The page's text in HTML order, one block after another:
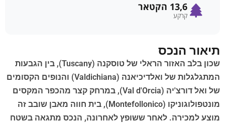
13,6 הקטאר
קרקע
תיאור הנכס
שכון בלב האזור הראלי של טוסקנה (Tuscany), בין הגבעות
המתגלגלות של ואלדיכיאנה (Valdichiana) והנופים הקסומים
של ואל דורצ'יה (Val d'Orcia), במרחק קצר מהכפר המקסים
מונטפולוגוניקו (Montefollonico), בית חווה מאבן שובב זה
מוצע למכירה. לאחר ששופץ לאחרונה, הנכס מתגאה בשטח